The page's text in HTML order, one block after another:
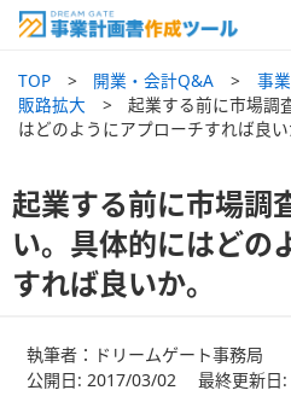
TOP 開業・会計Q&A 事
販路拡大
起業する前に市場調
はどのようにアプローチすれば良い
起業する前に市場調
い。具体的にはどの
すれば良いか。
執筆者：ドリームゲート事務局
公開日: 2017/03/02 最終更新日